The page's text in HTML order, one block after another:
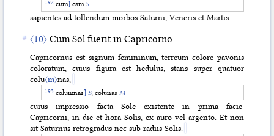
eum] eamS
sapientes ad tollendum morbos Saturni, Veneris et Martis.
〈10〉 Cum Sol fuerit in Capricorno
Capricornus est signum femininum, terreum colore pavonis
coloratum, cuius figura est hedulus, stans super quatuor
colu〈m〉nas,
columnas] S; colunas M
cuius impressio facta Sole existente in prima facie
Capricorni, in die et hora Solis, ex auro vel argento. Et non
sit Saturnus retrogradus nec sub radiis Solis.